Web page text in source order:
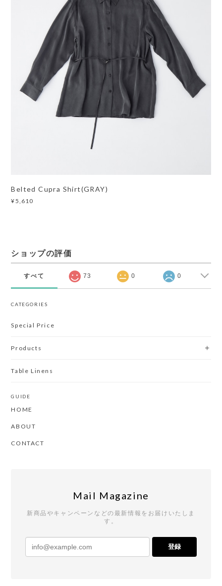
Belted Cupra Shirt(GRAY)
¥5,610
ショップの評価
すべて 73 0 0
CATEGORIES
Special Price
Products
Table Linens
GUIDE
HOME
ABOUT
CONTACT
Mail Magazine
新商品やキャンペーンなどの最新情報をお届けいたしま
す。
登録